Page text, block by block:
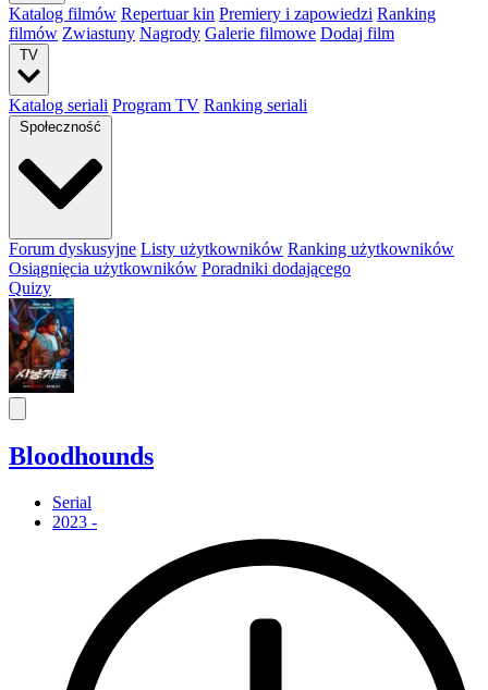
Katalog filmów Repertuar kin Premiery i zapowiedzi Ranking
filmów Zwiastuny Nagrody Galerie filmowe Dodaj film
TV
Katalog seriali Program TV Ranking seriali
Społeczność
Forum dyskusyjne Listy użytkowników Ranking użytkowników
Osiągnięcia użytkowników Poradniki dodającego
Quizy
Bloodhounds
Serial
2023 -